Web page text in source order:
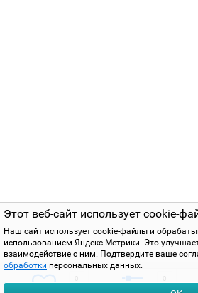
Этот веб-сайт использует cookie-
Наш сайт использует cookie-файлы и
использованием Яндекс Метрики. Это
взаимодействие с ним. Подтвердите ваше
обработки персональных данных.